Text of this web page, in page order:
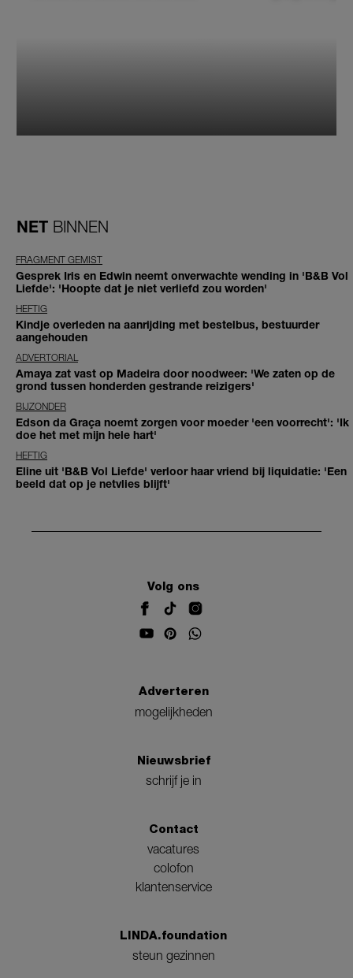
NET BINNEN
FRAGMENT GEMIST
Gesprek Iris en Edwin neemt onverwachte wending in 'B&B Vol
Liefde': 'Hoopte dat je niet verliefd zou worden'
HEFTIG
Kindje overleden na aanrijding met bestelbus, bestuurder
aangehouden
ADVERTORIAL
Amaya zat vast op Madeira door noodweer: 'We zaten op de
grond tussen honderden gestrande reizigers'
BIJZONDER
Edson da Graça noemt zorgen voor moeder 'een voorrecht': 'Ik
doe het met mijn hele hart'
HEFTIG
Eline uit 'B&B Vol Liefde' verloor haar vriend bij liquidatie: 'Een
beeld dat op je netvlies blijft'
Volg ons
Adverteren
mogelijkheden
Nieuwsbrief
schrijf je in
Contact
vacatures
colofon
klantenservice
LINDA.foundation
steun gezinnen